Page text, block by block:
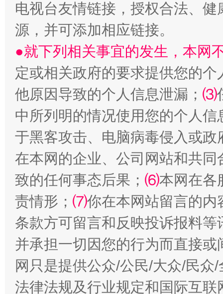
全民健身五年计划来了！等你上场
电视台友情链接，授权合法、
源，并可添加相应链接。
●就下列相关事宜的发生，本网
定或相关政府的要求提供您的个
他原因导致的个人信息泄漏； ⑶
中所列明的情况使用您的个人
于黑客攻击、电脑病毒侵入或
在本网的企业、公司网站和共
致的任何事态后果； ⑹本网在各
责情形； ⑺你在本网站留言的内
条款方可留言和反映投诉报料
并承担一切因您的行为而直接
网只是提供公众/公民/大众/民
法律法规及行业规定和国际互